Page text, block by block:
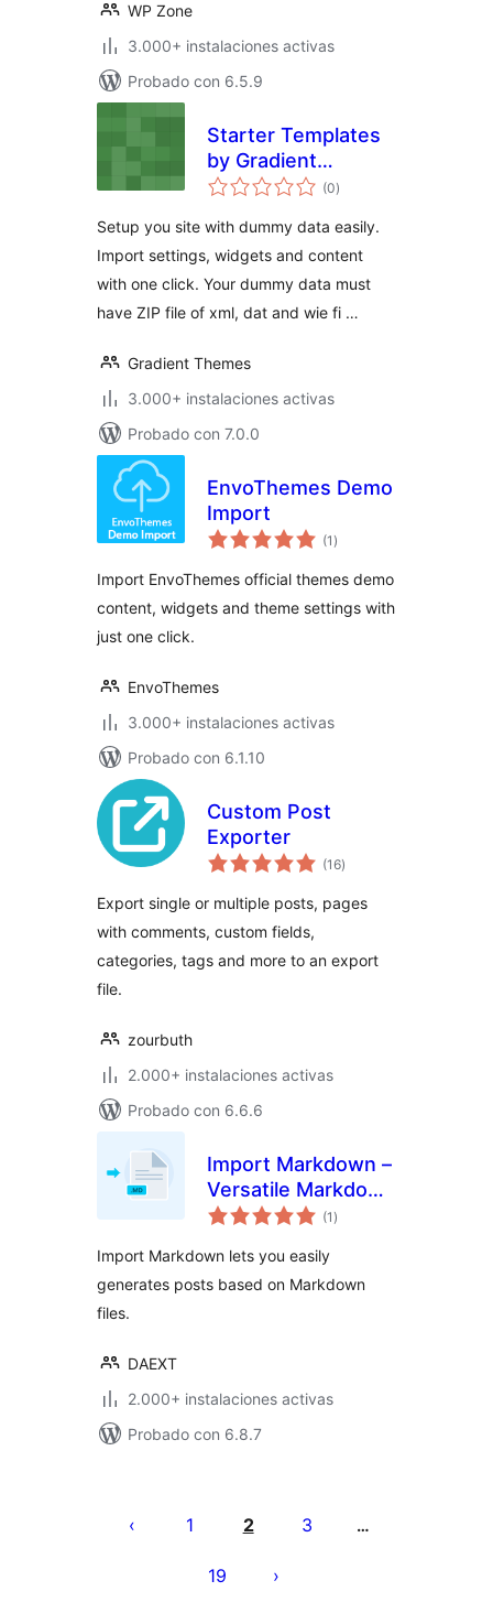
WP Zone
3.000+ instalaciones activas
Probado con 6.5.9
Starter Templates
by Gradient
Themes
(0total
de
)
Setup you site with dummy data easily.
Import settings, widgets and content
with one click. Your dummy data must
have ZIP file of xml, dat and wie fi …
Gradient Themes
3.000+ instalaciones activas
Probado con 7.0.0
EnvoThemes Demo
Import
(1 total
de
)
Import EnvoThemes official themes demo
content, widgets and theme settings with
just one click.
EnvoThemes
3.000+ instalaciones activas
Probado con 6.1.10
Custom Post
Exporter
(16total
de
)
Export single or multiple posts, pages
with comments, custom fields,
categories, tags and more to an export
file.
zourbuth
2.000+ instalaciones activas
Probado con 6.6.6
Import Markdown –
Versatile Markdown
Importer
(1 total
de
)
Import Markdown lets you easily
generates posts based on Markdown
files.
DAEXT
2.000+ instalaciones activas
Probado con 6.8.7
1 2 3 …
19